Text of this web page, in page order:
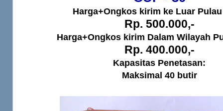
Harga+Ongkos kirim ke Luar
Rp. 500.000,-
Harga+Ongkos kirim Dalam Wilayah
Rp. 400.000,-
Kapasitas Penetasan:
Maksimal 40 butir